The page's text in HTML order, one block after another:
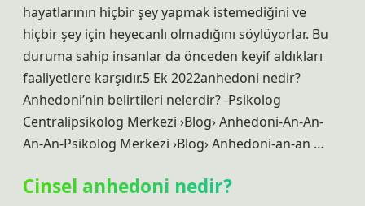
hayatlarının hiçbir şey yapmak istemediğini ve
hiçbir şey için heyecanlı olmadığını söylüyorlar. Bu
duruma sahip insanlar da önceden keyif aldıkları
faaliyetlere karşıdır.5 Ek 2022anhedoni nedir?
Anhedoni’nin belirtileri nelerdir? -Psikolog
Centralipsikolog Merkezi ›Blog› Anhedoni-An-An-
An-An-Psikolog Merkezi ›Blog› Anhedoni-an-an …
Cinsel anhedoni nedir?